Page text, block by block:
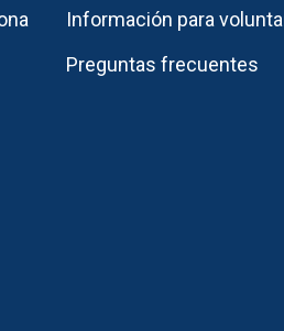
Información para
Preguntas frecuentes